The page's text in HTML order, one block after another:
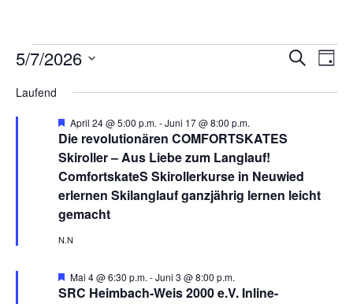
SucheTag
5/7/2026
wählen.
Laufend
Die revolutionären COMFORTSKATES
Skiroller – Aus Liebe zum Langlauf!
ComfortskateS Skirollerkurse in Neuwied
erlernen Skilanglauf ganzjährig lernen leicht
gemacht
H
e
r
v
o
r
g
e
h
o
b
n
April 24 @ 5:00 p.m. -Juni 17 @ 8:00 p.m.
N.N
SRC Heimbach-Weis 2000 e.V. Inline-
H
e
r
Mai 4 @ 6:30 p.m. -Juni 3 @ 8:00 p.m.